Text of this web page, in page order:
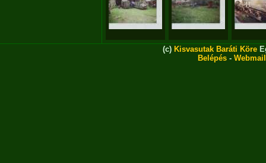
(c) Kisvasutak Baráti Köre
Belépés - Webmail